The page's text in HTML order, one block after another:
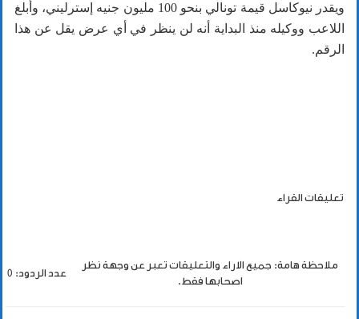
ويقدر نيوكاسل قيمة تونالي بنحو 100 مليون جنيه إسترليني، وأبلغ
اللاعب ووكيله منذ البداية أنه لن ينظر في أي عرض يقل عن هذا
الرقم.
تعليقات القراء
ملاحظة هامة: جميع الاراء والتعليقات تعبر عن وجهة نظر
اصحابها فقط.
عدد الردود: 0